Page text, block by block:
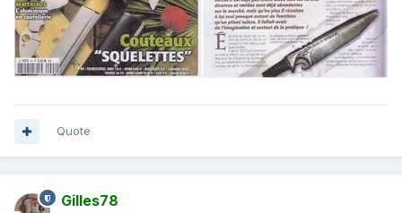
Quote
Gilles78